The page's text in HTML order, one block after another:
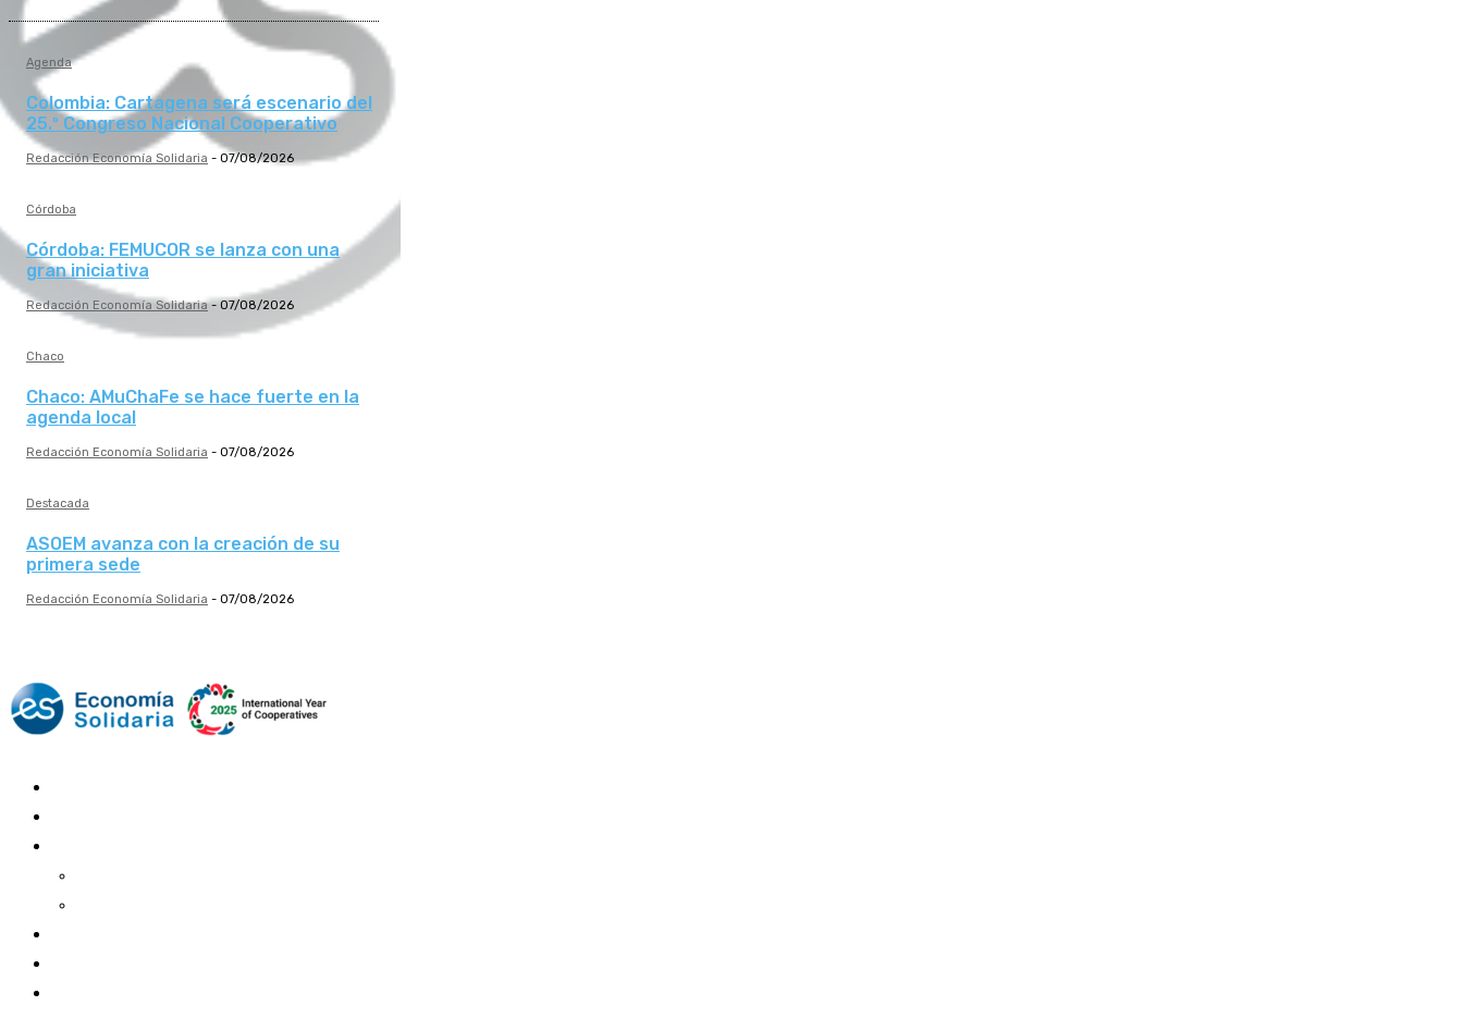
Agenda
Colombia: Cartagena será escenario del
25.º Congreso Nacional Cooperativo
Redacción Economía Solidaria - 07/08/2026
Córdoba
Córdoba: FEMUCOR se lanza con una
gran iniciativa
Redacción Economía Solidaria - 07/08/2026
Chaco
Chaco: AMuChaFe se hace fuerte en la
agenda local
Redacción Economía Solidaria - 07/08/2026
Destacada
ASOEM avanza con la creación de su
primera sede
Redacción Economía Solidaria - 07/08/2026